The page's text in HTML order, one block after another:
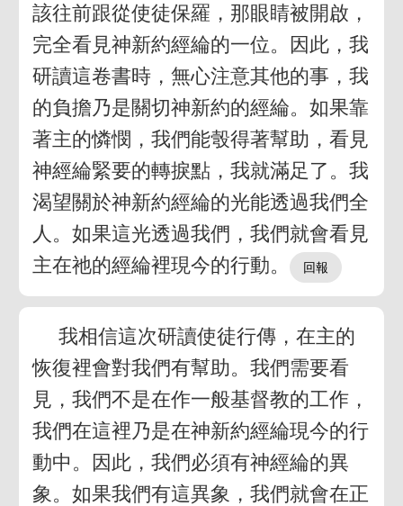
該往前跟從使徒保羅，那眼睛被開啟，
完全看見神新約經綸的一位。因此，我
研讀這卷書時，無心注意其他的事，我
的負擔乃是關切神新約的經綸。如果靠
著主的憐憫，我們能彀得著幫助，看見
神經綸緊要的轉捩點，我就滿足了。我
渴望關於神新約經綸的光能透過我們全
人。如果這光透過我們，我們就會看見
主在祂的經綸裡現今的行動。
我相信這次研讀使徒行傳，在主的
恢復裡會對我們有幫助。我們需要看
見，我們不是在作一般基督教的工作，
我們在這裡乃是在神新約經綸現今的行
動中。因此，我們必須有神經綸的異
象。如果我們有這異象，我們就會在正